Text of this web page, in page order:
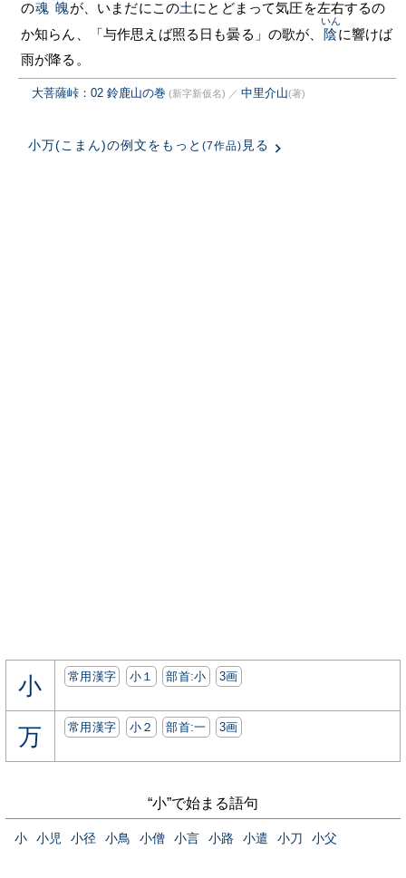
の魂魄が、いまだにこの土にとどまって気圧を左右するの
か知らん、「与作思えば照る日も曇る」の歌が、 陰
いん
に響けば
雨が降る。
大菩薩峠：02 鈴鹿山の巻 (新字新仮名) ／ 中里介山(著)
小万(こまん)の例文をもっと (7作品) 見る
小 常用漢字 小１ 部首:⼩ 3画
万 常用漢字 小２ 部首:⼀ 3画
“小”で始まる語句
小 小児 小径 小鳥 小僧 小言 小路 小遣 小刀 小父